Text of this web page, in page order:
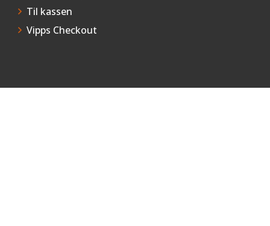
Til kassen
Vipps Checkout